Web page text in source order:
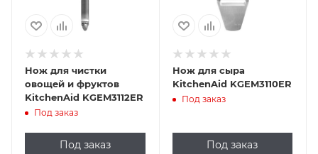
Нож для чистки
овощей и фруктов
KitchenAid KGEM3112ER
Под заказ
Под заказ
Нож для сыра
KitchenAid KGEM3110ER
Под заказ
Под заказ